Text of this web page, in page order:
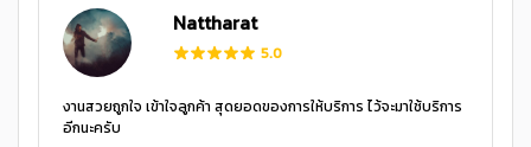
Nattharat
5.0
งานสวยถูกใจ เข้าใจลูกค้า สุดยอดของการให้บริการ ไว้จะมาใช้บริการ
อีกนะครับ